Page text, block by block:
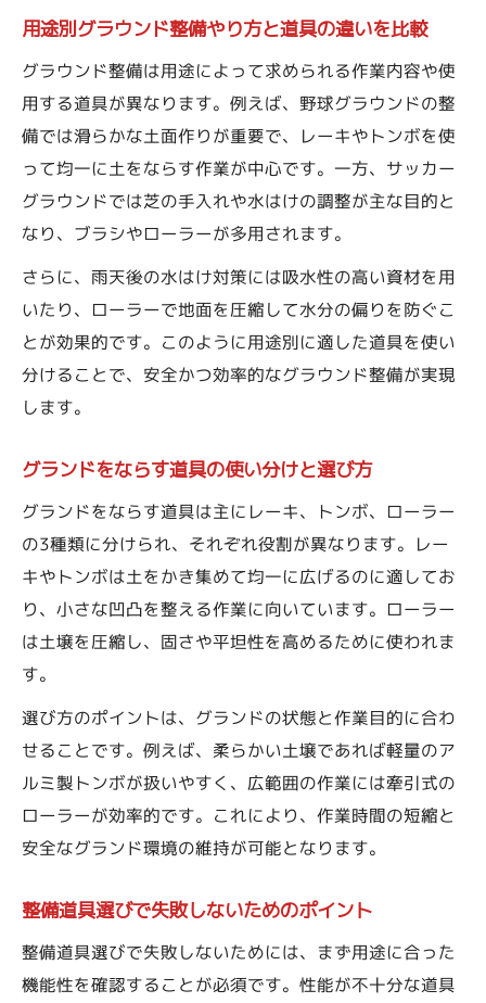
用途別グラウンド整備やり方と道具の違いを比較
グラウンド整備は用途によって求められる作業内容や使
用する道具が異なります。例えば、野球グラウンドの整
備では滑らかな土面作りが重要で、レーキやトンボを使
って均一に土をならす作業が中心です。一方、サッカー
グラウンドでは芝の手入れや水はけの調整が主な目的と
なり、ブラシやローラーが多用されます。
さらに、雨天後の水はけ対策には吸水性の高い資材を用
いたり、ローラーで地面を圧縮して水分の偏りを防ぐこ
とが効果的です。このように用途別に適した道具を使い
分けることで、安全かつ効率的なグラウンド整備が実現
します。
グランドをならす道具の使い分けと選び方
グランドをならす道具は主にレーキ、トンボ、ローラー
の3種類に分けられ、それぞれ役割が異なります。レー
キやトンボは土をかき集めて均一に広げるのに適してお
り、小さな凹凸を整える作業に向いています。ローラー
は土壌を圧縮し、固さや平坦性を高めるために使われま
す。
選び方のポイントは、グランドの状態と作業目的に合わ
せることです。例えば、柔らかい土壌であれば軽量のア
ルミ製トンボが扱いやすく、広範囲の作業には牽引式の
ローラーが効率的です。これにより、作業時間の短縮と
安全なグランド環境の維持が可能となります。
整備道具選びで失敗しないためのポイント
整備道具選びで失敗しないためには、まず用途に合った
機能性を確認することが必須です。性能が不十分な道具